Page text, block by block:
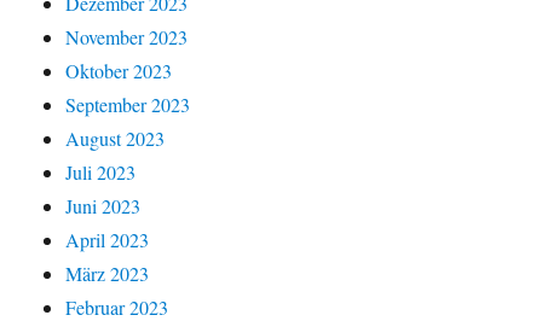
November 2023
Oktober 2023
September 2023
August 2023
Juli 2023
Juni 2023
April 2023
März 2023
Februar 2023